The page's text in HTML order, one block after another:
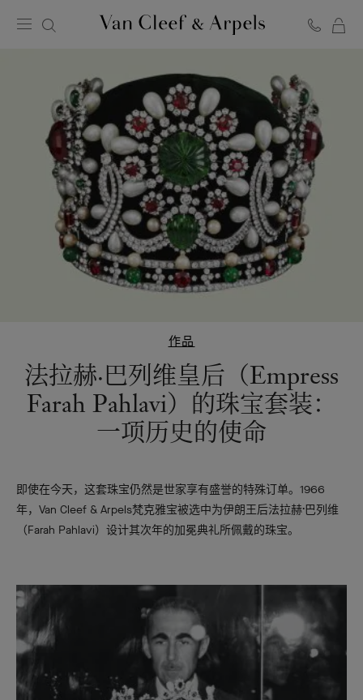
&
Arpels
梵
克
雅
宝
主
页
作品
法拉赫·巴列维皇后（Empress
Farah Pahlavi）的珠宝套装：
一项历史的使命
即使在今天，这套珠宝仍然是世家享有盛誉的特殊订单。1966
年，Van Cleef & Arpels梵克雅宝被选中为伊朗王后法拉赫·巴列维
（Farah Pahlavi）设计其次年的加冕典礼所佩戴的珠宝。